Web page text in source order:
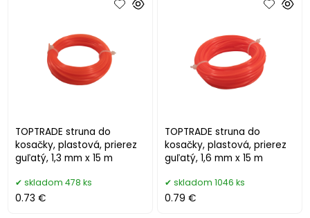
TOPTRADE struna do
kosačky, plastová, prierez
guľatý, 1,3 mm x 15 m
skladom 478 ks
0.73 €
TOPTRADE struna do
kosačky, plastová, prierez
guľatý, 1,6 mm x 15 m
skladom 1046 ks
0.79 €